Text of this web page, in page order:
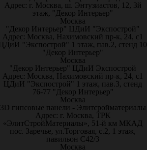
Адрес: г. Москва, ш. Энтузиастов, 12, 3й
этаж, "Декор Интерьер"
Москва
"Декор Интерьер" ЦДиИ "Экспострой"
Адрес: Москва, Нахимовский пр-к, 24, с1
"Экспострой" 1 этаж, пав.2, стенд 10
"Декор Интерьер"
Москва
"Декор Интерьер" ЦДиИ Экспострой
Адрес: Москва, Нахимовский пр-к, 24, с1
ЦДиИ "Экспострой" 1 этаж, пав.3, стенд
76-77 "Декор Интерьер"
Москва
3D гипсовые панели - Элитсройматериалы
Адрес: г. Москва, ТРК
«ЭлитСтройМатериалы», 51-й км МКАД
пос. Заречье, ул.Торговая, с.2, 1 этаж,
павильон С42/3
Москва